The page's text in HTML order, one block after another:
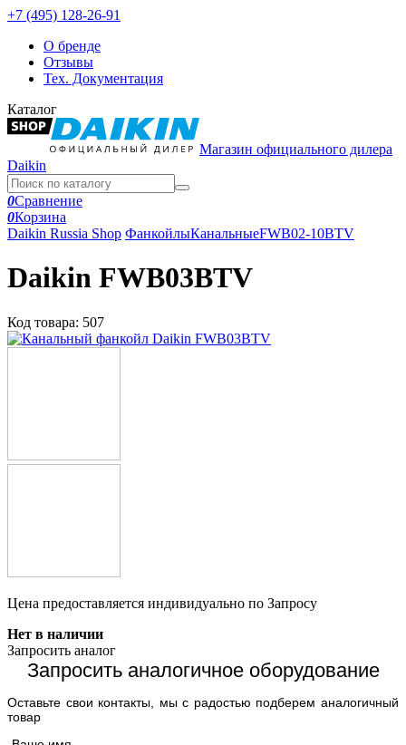
+7 (495) 128-26-91
О бренде
Отзывы
Тех. Документация
Каталог
Магазин официального дилера
Daikin
0Сравнение
0Корзина
Daikin Russia Shop ФанкойлыКанальныеFWB02-10BTV
Daikin FWB03BTV
Код товара: 507
Цена предоставляется индивидуально по Запросу
Нет в наличии
Запросить аналог
Запросить аналогичное оборудование
Оставьте свои контакты, мы с радостью подберем аналогичный
товар